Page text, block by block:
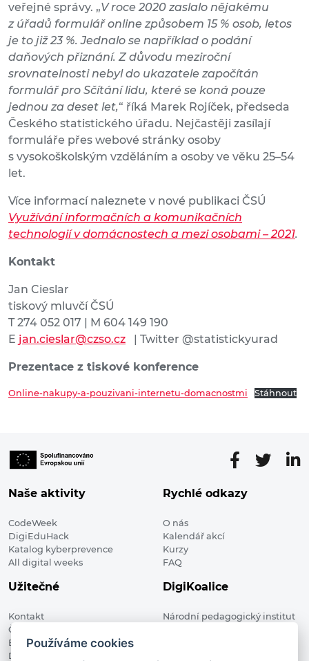
veřejné správy. „V roce 2020 zaslalo nějakému
z úřadů formulář online způsobem 15 % osob, letos
je to již 23 %. Jednalo se například o podání
daňových přiznání. Z důvodu meziroční
srovnatelnosti nebyl do ukazatele započítán
formulář pro Sčítání lidu, které se koná pouze
jednou za deset let,“ říká Marek Rojíček, předseda
Českého statistického úřadu. Nejčastěji zasílají
formuláře přes webové stránky osoby
s vysokoškolským vzděláním a osoby ve věku 25–54
let.
Více informací naleznete v nové publikaci ČSÚ
Využívání informačních a komunikačních
technologií v domácnostech a mezi osobami – 2021.
Kontakt
Jan Cieslar
tiskový mluvčí ČSÚ
T 274 052 017 | M 604 149 190
E jan.cieslar@czso.cz | Twitter @statistickyurad
Prezentace z tiskové konference
Online-nakupy-a-pouzivani-internetu-domacnostmi Stáhnout
Naše aktivity
CodeWeek
DigiEduHack
Katalog kyberprevence
All digital weeks
Rychlé odkazy
O nás
Kalendář akcí
Kurzy
FAQ
Užitečné
Kontakt
Členské organizace
Blog
Digitalizace ve vzdělávání
DigiKoalice
Národní pedagogický institut
Používáme cookies